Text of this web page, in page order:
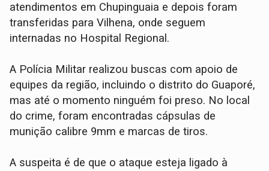
atendimentos em Chupinguaia e depois foram
transferidas para Vilhena, onde seguem
internadas no Hospital Regional.
A Polícia Militar realizou buscas com apoio de
equipes da região, incluindo o distrito do Guaporé,
mas até o momento ninguém foi preso. No local
do crime, foram encontradas cápsulas de
munição calibre 9mm e marcas de tiros.
A suspeita é de que o ataque esteja ligado à